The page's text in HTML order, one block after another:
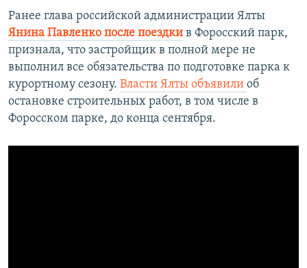
Ранее глава российской администрации Ялты
Янина Павленко после поездки в Форосский парк,
признала, что застройщик в полной мере не
выполнил все обязательства по подготовке парка к
курортному сезону. Власти Ялты объявили об
остановке строительных работ, в том числе в
Форосском парке, до конца сентября.